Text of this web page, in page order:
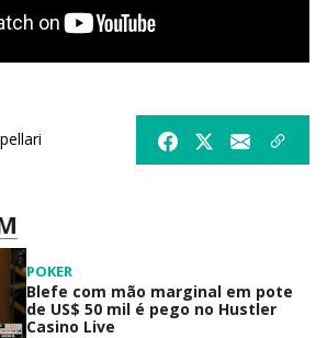
POKER
Blefe com mão marginal em pote
de US$ 50 mil é pego no Hustler
Casino Live